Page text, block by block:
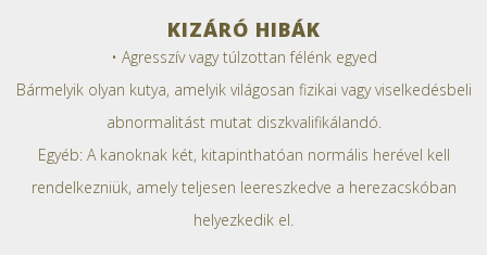
KIZÁRÓ HIBÁK
• Agresszív vagy túlzottan félénk egyed
Bármelyik olyan kutya, amelyik világosan fizikai vagy viselkedésbeli
abnormalitást mutat diszkvalifikálandó.
Egyéb: A kanoknak két, kitapinthatóan normális herével kell
rendelkezniük, amely teljesen leereszkedve a herezacskóban
helyezkedik el.